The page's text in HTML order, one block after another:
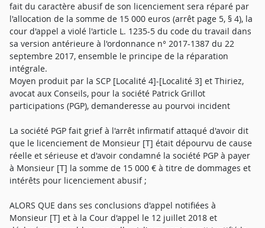
fait du caractère abusif de son licenciement sera réparé par
l'allocation de la somme de 15 000 euros (arrêt page 5, § 4), la
cour d'appel a violé l'article L. 1235-5 du code du travail dans
sa version antérieure à l'ordonnance n° 2017-1387 du 22
septembre 2017, ensemble le principe de la réparation
intégrale.
Moyen produit par la SCP [Localité 4]-[Localité 3] et Thiriez,
avocat aux Conseils, pour la société Patrick Grillot
participations (PGP), demanderesse au pourvoi incident
La société PGP fait grief à l'arrêt infirmatif attaqué d'avoir dit
que le licenciement de Monsieur [T] était dépourvu de cause
réelle et sérieuse et d'avoir condamné la société PGP à payer
à Monsieur [T] la somme de 15 000 € à titre de dommages et
intérêts pour licenciement abusif ;
ALORS QUE dans ses conclusions d'appel notifiées à
Monsieur [T] et à la Cour d'appel le 12 juillet 2018 et